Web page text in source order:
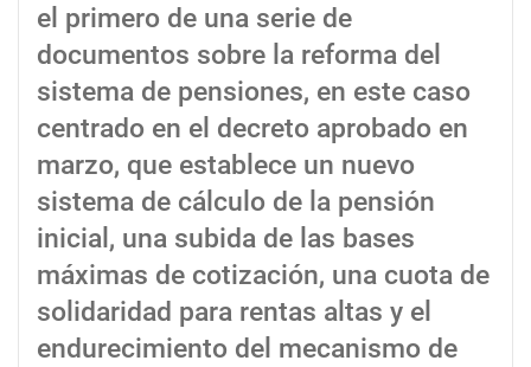
el primero de una serie de
documentos sobre la reforma del
sistema de pensiones, en este caso
centrado en el decreto aprobado en
marzo, que establece un nuevo
sistema de cálculo de la pensión
inicial, una subida de las bases
máximas de cotización, una cuota de
solidaridad para rentas altas y el
endurecimiento del mecanismo de